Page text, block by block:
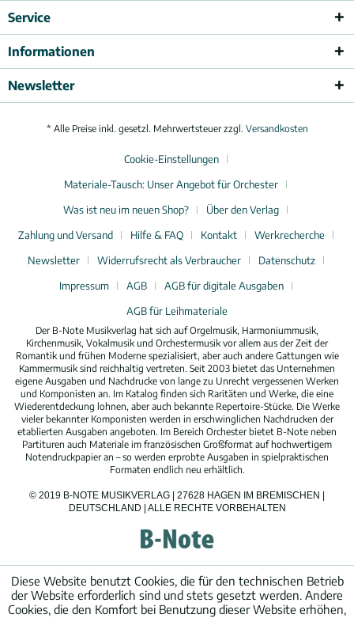
Service
Informationen
Newsletter
* Alle Preise inkl. gesetzl. Mehrwertsteuer zzgl. Versandkosten
Cookie-Einstellungen
Materiale-Tausch: Unser Angebot für Orchester
Was ist neu im neuen Shop?
Über den Verlag
Zahlung und Versand
Hilfe & FAQ Kontakt
Werkrecherche
Newsletter
Widerrufsrecht als Verbraucher
Datenschutz
Impressum
AGB
AGB für digitale Ausgaben
AGB für Leihmateriale
Der B-Note Musikverlag hat sich auf Orgelmusik, Harmoniummusik,
Kirchenmusik, Vokalmusik und Orchestermusik vor allem aus der Zeit der
Romantik und frühen Moderne spezialisiert, aber auch andere Gattungen wie
Kammermusik sind reichhaltig vertreten. Seit 2003 bietet das Unternehmen
eigene Ausgaben und Nachdrucke von lange zu Unrecht vergessenen Werken
und Komponisten an. Im Katalog finden sich Raritäten und Werke, die eine
Wiederentdeckung lohnen, aber auch bekannte Repertoire-Stücke. Die Werke
vieler bekannter Komponisten werden in erschwinglichen Nachdrucken der
etablierten Ausgaben angeboten. Im Bereich Orchester bietet B-Note neben
Partituren auch Materiale im französischen Großformat auf hochwertigem
Notendruckpapier an – so werden erprobte Ausgaben in spielpraktischen
Formaten endlich neu erhältlich.
© 2019 B-NOTE MUSIKVERLAG | 27628 HAGEN IM BREMISCHEN |
DEUTSCHLAND | ALLE RECHTE VORBEHALTEN
Diese Website benutzt Cookies, die für den technischen Betrieb
der Website erforderlich sind und stets gesetzt werden. Andere
Cookies, die den Komfort bei Benutzung dieser Website erhöhen,